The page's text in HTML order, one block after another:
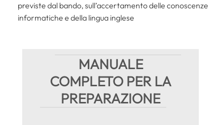
previste dal bando, sull’accertamento delle conoscenze
informatiche e della lingua inglese
MANUALE
COMPLETO PER LA
PREPARAZIONE